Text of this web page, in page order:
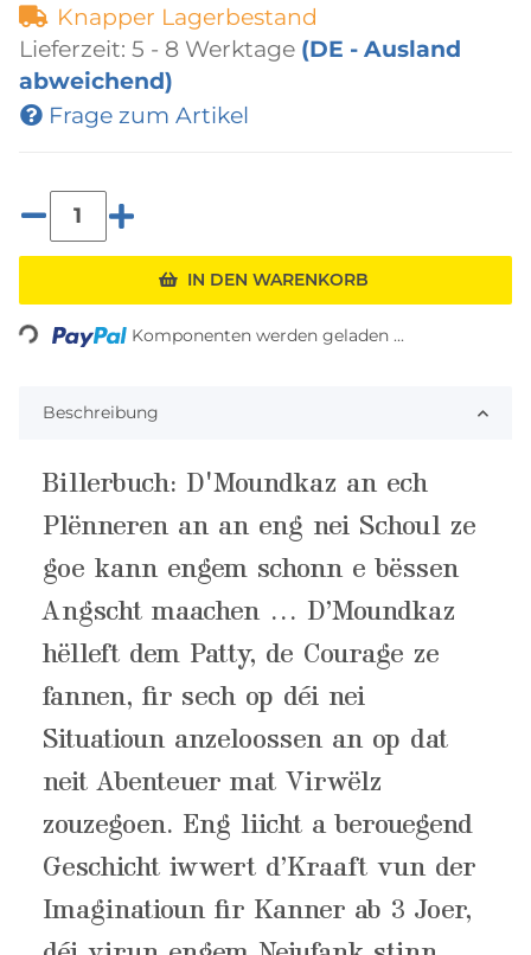
Knapper Lagerbestand
Lieferzeit: 5 - 8 Werktage (DE - Ausland
abweichend)
Frage zum Artikel
IN DEN WARENKORB
Loading... Komponenten werden geladen ...
Beschreibung
Billerbuch: D'Moundkaz an ech
Plënneren an an eng nei Schoul ze
goe kann engem schonn e bëssen
Angscht maachen … D’Moundkaz
hëlleft dem Patty, de Courage ze
fannen, fir sech op déi nei
Situatioun anzeloossen an op dat
neit Abenteuer mat Virwëlz
zouzegoen. Eng liicht a berouegend
Geschicht iwwert d’Kraaft vun der
Imaginatioun fir Kanner ab 3 Joer,